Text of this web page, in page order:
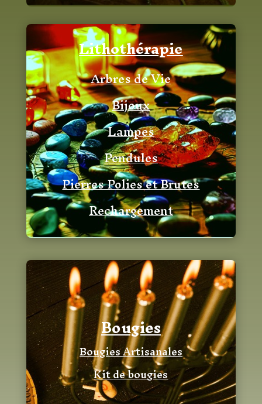
Lithothérapie
Arbres de Vie
Bijoux
Lampes
Pendules
Pierres Polies et Brutes
Rechargement
Bougies
Bougies Artisanales
Kit de bougies